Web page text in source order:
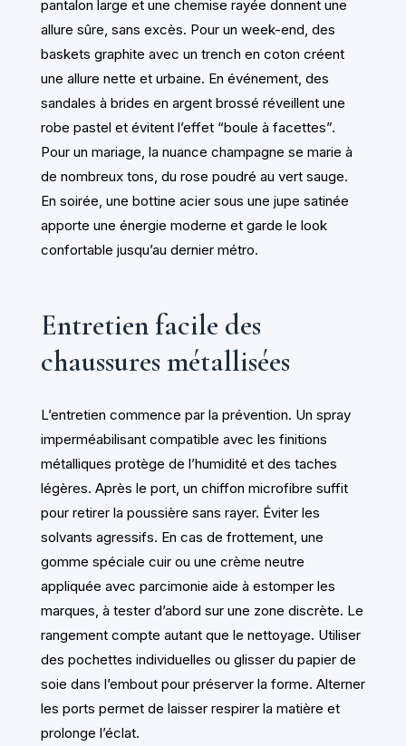
pantalon large et une chemise rayée donnent une
allure sûre, sans excès. Pour un week-end, des
baskets graphite avec un trench en coton créent
une allure nette et urbaine. En événement, des
sandales à brides en argent brossé réveillent une
robe pastel et évitent l’effet “boule à facettes”.
Pour un mariage, la nuance champagne se marie à
de nombreux tons, du rose poudré au vert sauge.
En soirée, une bottine acier sous une jupe satinée
apporte une énergie moderne et garde le look
confortable jusqu’au dernier métro.
Entretien facile des
chaussures métallisées
L’entretien commence par la prévention. Un spray
imperméabilisant compatible avec les finitions
métalliques protège de l’humidité et des taches
légères. Après le port, un chiffon microfibre suffit
pour retirer la poussière sans rayer. Éviter les
solvants agressifs. En cas de frottement, une
gomme spéciale cuir ou une crème neutre
appliquée avec parcimonie aide à estomper les
marques, à tester d’abord sur une zone discrète. Le
rangement compte autant que le nettoyage. Utiliser
des pochettes individuelles ou glisser du papier de
soie dans l’embout pour préserver la forme. Alterner
les ports permet de laisser respirer la matière et
prolonge l’éclat.